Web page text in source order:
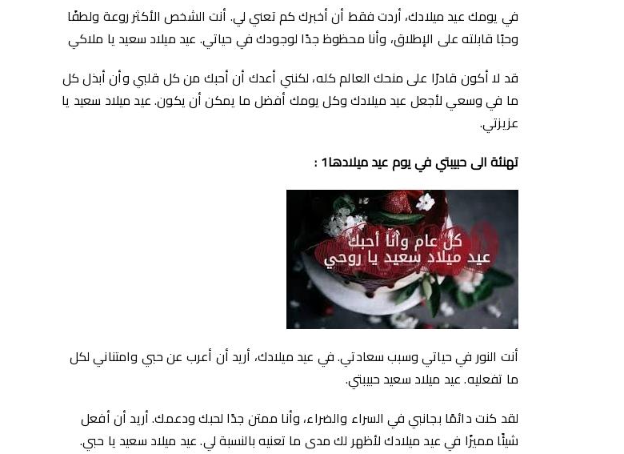
في يومك عيد ميلادك، أردت فقط أن أخبرك كم تعني لي. أنت الشخص الأكثر روعة ولطفًا
وحبًا قابلته على الإطلاق، وأنا محظوظ جدًا لوجودك في حياتي. عيد ميلاد سعيد يا ملاكي
قد لا أكون قادرًا على منحك العالم كله، لكنني أعدك أن أحبك من كل قلبي وأن أبذل كل
ما في وسعي لأجعل عيد ميلادك وكل يومك أفضل ما يمكن أن يكون. عيد ميلاد سعيد يا
عزيزتي.
تهنئة الى حبيبتي في يوم عيد ميلادها1 :
أنت النور في حياتي وسبب سعادتي. في عيد ميلادك، أريد أن أعرب عن حبي وامتناني لكل
ما تفعليه. عيد ميلاد سعيد حبيبتي.
لقد كنت دائمًا بجانبي في السراء والضراء، وأنا ممتن جدًا لحبك ودعمك. أريد أن أفعل
شيئًا مميزًا في عيد ميلادك لأظهر لك مدى ما تعنيه بالنسبة لي. عيد ميلاد سعيد يا حبي.